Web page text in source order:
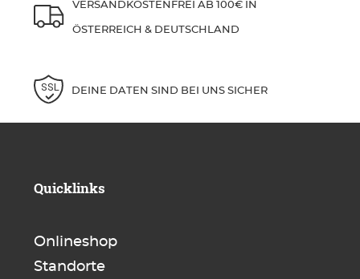
VERSANDKOSTENFREI AB 100€ IN
ÖSTERREICH & DEUTSCHLAND
DEINE DATEN SIND BEI UNS SICHER
Quicklinks
Onlineshop
Standorte